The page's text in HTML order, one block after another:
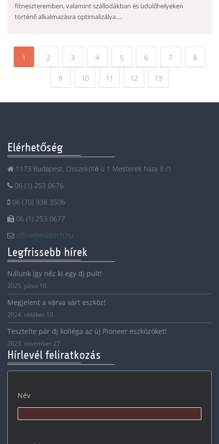
fitneszteremben, valamint szállodákban és üdülőhelyeken
történő alkalmazásra optimalizálva.…
1 2 3 4 5 6 7 8
9 10 11 12 13
Elérhetőség
1173 Budapest, Összekötő u 1 Mesterek háza 3 /1
06 (1) 253 0676
06 (70) 938 3506
06 (1) 253 0677
office@erlatech.hu
Legfrissebb hírek
Nálunk igy néz ki egy dj pult!
2025. július 10.
Megjelent a várva várt eszköz!
2024. október 10.
Tesztelte pár dj kolléga az új Pioneer eszközöket!
2023. november 27.
Hírlevél feliratkozás
Név